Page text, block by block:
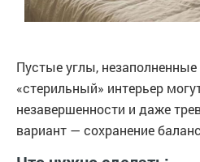
Пустые углы,
«стерильный» интерьер
незавершенности и даже
вариант — сохранение